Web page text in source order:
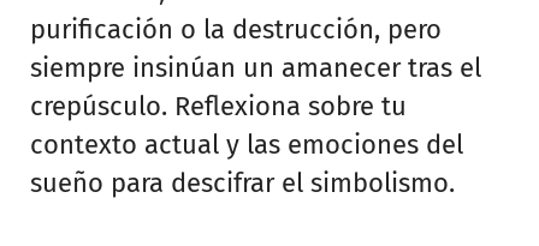
purificación o la destrucción, pero
siempre insinúan un amanecer tras el
crepúsculo. Reflexiona sobre tu
contexto actual y las emociones del
sueño para descifrar el simbolismo.